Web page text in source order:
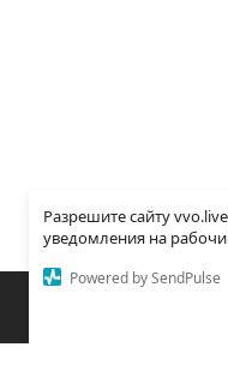
Разрешите сайту
уведомления на
Powered by SendPulse